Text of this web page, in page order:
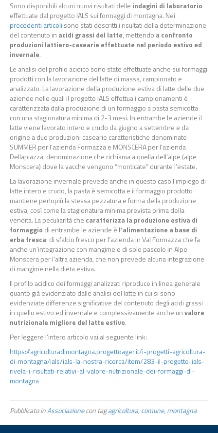
Sono disponibili alcuni nuovi risultati delle indagini di laboratorio
effettuate dal progetto IALS sui formaggi di montagna. Nei
precedenti articoli sono stati descritti i risultati della determinazione
del contenuto in acidi grassi del latte, mettendo a confronto
produzioni lattiero-casearie effettuate nel periodo estivo ed
invernale.
Le analisi del profilo acidico sono state effettuate anche sui formaggi
prodotti con la lavorazione del latte di massa, campionato e
analizzato. La lavorazione della produzione estiva di latte delle due
aziende nelle quali il progetto IALS effettua i campionamenti è
caratterizzata dalla produzione di un formaggio a pasta semicotta
con una stagionatura minima di 2-3 mesi. In entrambe le aziende il
latte viene lavorato intero e crudo da giugno a settembre e da
origine a due produzioni casearie caratteristiche denominate
SÜMMER per l’azienda Formazza e MONSCERA per l’azienda
Dellapiazza, denominazione che richiama a quella dell’alpe (alpe
Monscera) dove la vacche vengono “monticate” durante l’estate.
La lavorazione invernale prevede anche in questo caso l’impiego di
latte intero e crudo, la pasta è semicotta e il formaggio prodotto
mantiene perlopiù la stessa pezzatura e forma della produzione
estiva, così come la stagionatura minima prevista prima della
vendita. La peculiarità che caratterizza la produzione estiva di
formaggio di entrambe le aziende è l’alimentazione a base di
erba fresca: di sfalcio fresco per l’azienda in Val Formazza che fa
anche un’integrazione con mangime e di solo pascolo in Alpe
Monscera per l’altra azienda, che non prevede alcuna integrazione
di mangime nella dieta estiva.
Il profilo acidico dei formaggi analizzati riproduce in linea generale
quanto già evidenziato dalle analisi del latte in cui si sono
evidenziate differenze significative del contenuto degli acidi grassi
in quello estivo ed invernale e complessivamente anche unvalore
nutrizionale migliore del latte estivo.
Per leggere l’intero articolo vai al seguente link:
https://agricolturadimontagna.progettoager.it/i-progetti-agricoltura-
di-montagna/ials/ials-la-nostra-ricerca/item/283-il-progetto-ials-
rivela-i-risultati-relativi-al-valore-nutrizionale-dei-formaggi-di-
montagna
Pubblicato inAssociazionecon tagagricoltura,comune,montagna